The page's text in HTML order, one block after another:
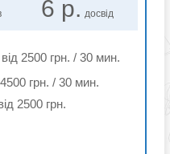
6 р. досвід
від 2500 грн. / 30 мин.
4500 грн. / 30 мин.
2500 грн.